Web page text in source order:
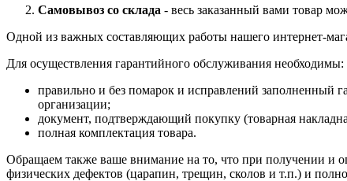
Самовывоз со склада - весь заказанный вами товар
Одной из важных составляющих работы нашего интернет-
Для осуществления гарантийного обслуживания необходимы:
правильно и без помарок и исправлений заполненный
организации;
документ, подтверждающий покупку (товарная
полная комплектация товара.
Обращаем также ваше внимание на то, что при получении и
физических дефектов (царапин, трещин, сколов и т.п.) и